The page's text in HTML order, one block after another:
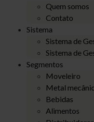
Quem somos
Contato
Sistema
Sistema de
Sistema de
Segmentos
Moveleiro
Metal
Bebidas
Alimentos